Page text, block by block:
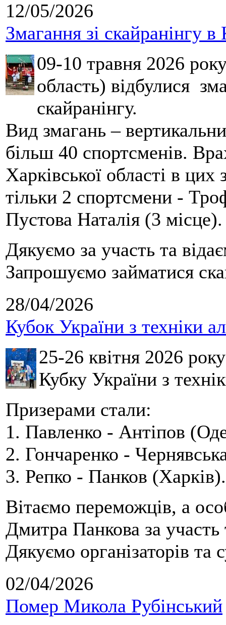
12/05/2026
Змагання зі скайранінгу в
09-10 травня 2026
область) відбулися
скайранінгу.
Вид змагань –
більш 40 спортсменів.
Харківської області в
тільки 2 спортсмени -
Пустова Наталія (3 місце).
Дякуємо за участь та
Запрошуємо займатися
28/04/2026
Кубок України з техніки
25-26 квітня 2026
Кубку України з
Призерами стали:
1. Павленко - Антіпов
2. Гончаренко -
3. Репко - Панков (Харків).
Вітаємо переможців, а
Дмитра Панкова за
Дякуємо організаторів та
02/04/2026
Помер Микола Рубінський